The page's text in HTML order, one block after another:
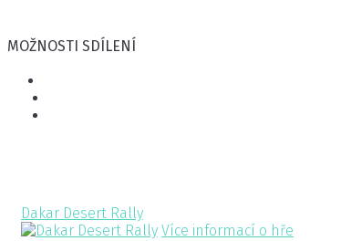
MOŽNOSTI SDÍLENÍ
Dakar Desert Rally
Více informací o hře